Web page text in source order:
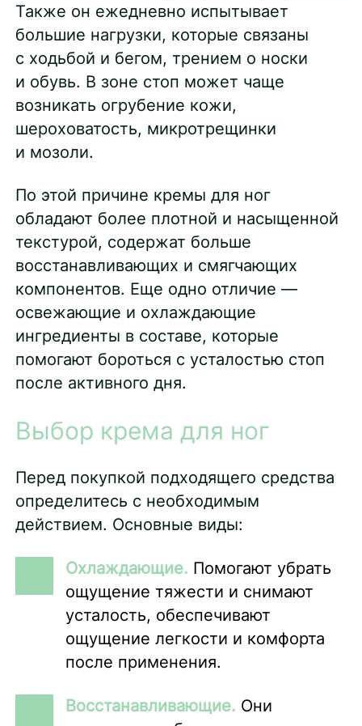
Также он ежедневно испытывает
большие нагрузки, которые связаны
с ходьбой и бегом, трением о носки
и обувь. В зоне стоп может чаще
возникать огрубение кожи,
шероховатость, микротрещинки
и мозоли.
По этой причине кремы для ног
обладают более плотной и насыщенной
текстурой, содержат больше
восстанавливающих и смягчающих
компонентов. Еще одно отличие —
освежающие и охлаждающие
ингредиенты в составе, которые
помогают бороться с усталостью стоп
после активного дня.
Выбор крема для ног
Перед покупкой подходящего средства
определитесь с необходимым
действием. Основные виды:
Охлаждающие. Помогают убрать
ощущение тяжести и снимают
усталость, обеспечивают
ощущение легкости и комфорта
после применения.
Восстанавливающие. Они